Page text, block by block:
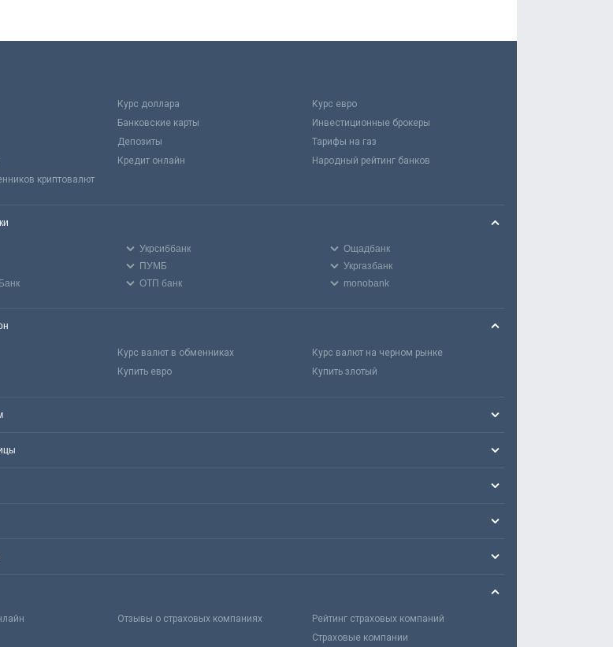
Курс доллара
Курс евро
Банковские карты
Инвестиционные брокеры
Депозиты
Тарифы на газ
Кредит онлайн
Народный рейтинг банков
криптовалют
Укрсиббанк
Ощадбанк
ПУМБ
Укргазбанк
ОТП банк monobank
Курс валют в обменниках
Курс валют на черном рынке
Купить евро Купить злотый
Отзывы о страховых компаниях
Рейтинг страховых компаний
Страховые компании